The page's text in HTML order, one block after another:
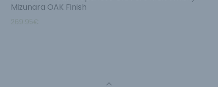
Mizunara OAK Finish
269.95€